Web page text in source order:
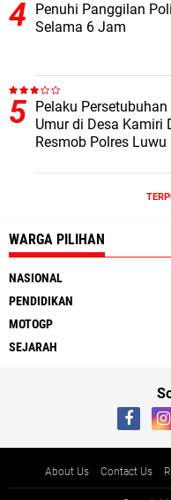
Penuhi Panggilan
Selama 6 Jam
Pelaku
Umur di Desa Kamiri
Resmob Polres Luwu
WARGA PILIHAN
NASIONAL
PENDIDIKAN
MOTOGP
SEJARAH
About Us Contact Us